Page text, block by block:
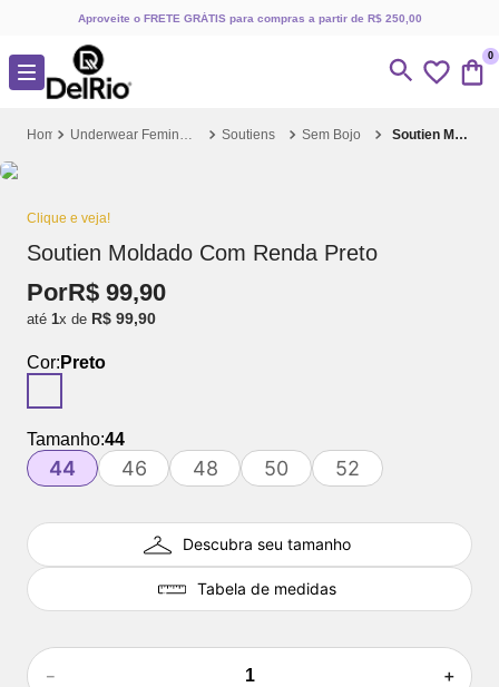
Aproveite o FRETE GRÁTIS para compras a partir de R$ 250,00
0
Underwear Feminino Soutiens Sem Bojo Soutien Moldado Com Renda Preto
Clique e veja!
Soutien Moldado Com Renda Preto
PorR$ 99,90
até 1x de R$ 99,90
Cor: Preto
Tamanho:44
44 46 48 50 52
Descubra seu tamanho
Tabela de medidas
＋
－